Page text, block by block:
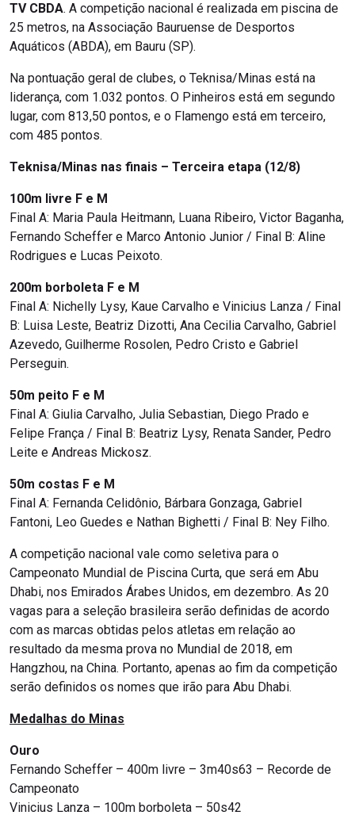
TV CBDA. A competição nacional é realizada em piscina de
25 metros, na Associação Bauruense de Desportos
Aquáticos (ABDA), em Bauru (SP).
Na pontuação geral de clubes, o Teknisa/Minas está na
liderança, com 1.032 pontos. O Pinheiros está em segundo
lugar, com 813,50 pontos, e o Flamengo está em terceiro,
com 485 pontos.
Teknisa/Minas nas finais – Terceira etapa (12/8)
100m livre F e M
Final A: Maria Paula Heitmann, Luana Ribeiro, Victor Baganha,
Fernando Scheffer e Marco Antonio Junior / Final B: Aline
Rodrigues e Lucas Peixoto.
200m borboleta F e M
Final A: Nichelly Lysy, Kaue Carvalho e Vinicius Lanza / Final
B: Luisa Leste, Beatriz Dizotti, Ana Cecilia Carvalho, Gabriel
Azevedo, Guilherme Rosolen, Pedro Cristo e Gabriel
Perseguin.
50m peito F e M
Final A: Giulia Carvalho, Julia Sebastian, Diego Prado e
Felipe França / Final B: Beatriz Lysy, Renata Sander, Pedro
Leite e Andreas Mickosz.
50m costas F e M
Final A: Fernanda Celidônio, Bárbara Gonzaga, Gabriel
Fantoni, Leo Guedes e Nathan Bighetti / Final B: Ney Filho.
A competição nacional vale como seletiva para o
Campeonato Mundial de Piscina Curta, que será em Abu
Dhabi, nos Emirados Árabes Unidos, em dezembro. As 20
vagas para a seleção brasileira serão definidas de acordo
com as marcas obtidas pelos atletas em relação ao
resultado da mesma prova no Mundial de 2018, em
Hangzhou, na China. Portanto, apenas ao fim da competição
serão definidos os nomes que irão para Abu Dhabi.
Medalhas do Minas
Ouro
Fernando Scheffer – 400m livre – 3m40s63 – Recorde de
Campeonato
Vinicius Lanza – 100m borboleta – 50s42